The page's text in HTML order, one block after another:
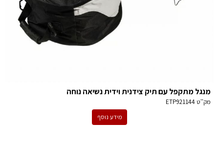
מנגל מתקפל עם תיק צידנית וידית נשיאה נוחה
מק''טETP921144
מידע נוסף